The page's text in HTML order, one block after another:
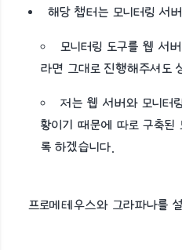
해당 챕터는 모니터링 서
모니터링 도구를 웹 서
라면 그대로 진행해주셔도
저는 웹 서버와 모니터
황이기 때문에 따로 구축된
록 하겠습니다.
프로메테우스와 그라파나를